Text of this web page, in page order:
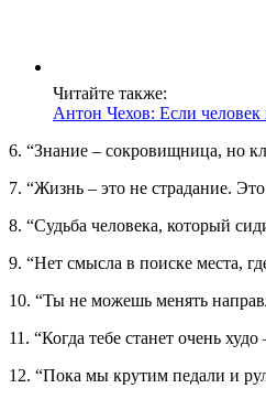
Читайте также:
Антон Чехов: Если человек
6. “Знание – сокровищница, но
7. “Жизнь – это не страдание.
8. “Судьба человека, который
9. “Нет смысла в поиске места,
10. “Ты не можешь менять
11. “Когда тебе станет очень
12. “Пока мы крутим педали и